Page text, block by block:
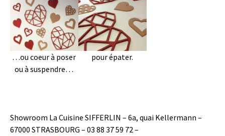
…ou coeur à poser
ou à suspendre…
pour épater.
Showroom La Cuisine SIFFERLIN – 6a, quai Kellermann –
67000 STRASBOURG – 03 88 37 59 72 –